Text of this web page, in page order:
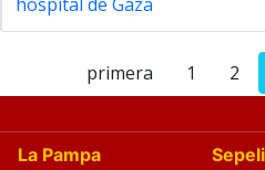
primera 1 2
La Pampa